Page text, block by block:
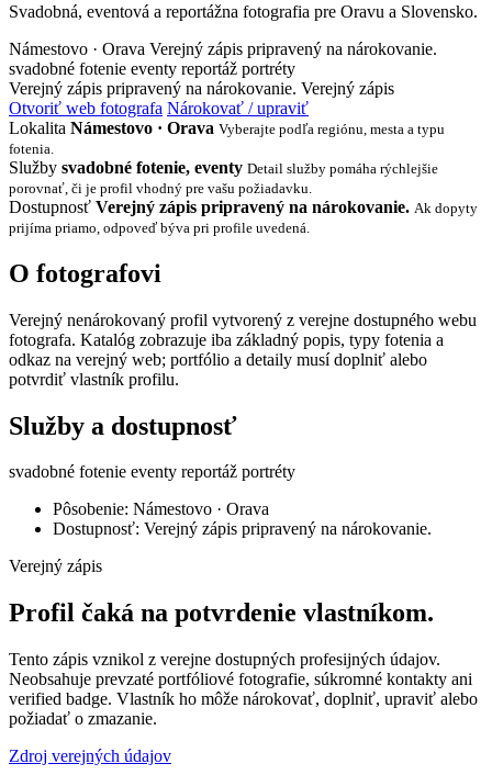
Svadobná, eventová a reportážna fotografia pre Oravu a Slovensko.
Námestovo · Orava Verejný zápis pripravený na nárokovanie.
svadobné fotenie eventy reportáž portréty
Verejný zápis pripravený na nárokovanie. Verejný zápis
Otvoriť web fotografa Nárokovať / upraviť
Lokalita Námestovo · Orava Vyberajte podľa regiónu, mesta a typu
fotenia.
Služby svadobné fotenie, eventy Detail služby pomáha rýchlejšie
porovnať, či je profil vhodný pre vašu požiadavku.
Dostupnosť Verejný zápis pripravený na nárokovanie. Ak dopyty
prijíma priamo, odpoveď býva pri profile uvedená.
O fotografovi
Verejný nenárokovaný profil vytvorený z verejne dostupného webu
fotografa. Katalóg zobrazuje iba základný popis, typy fotenia a
odkaz na verejný web; portfólio a detaily musí doplniť alebo
potvrdiť vlastník profilu.
Služby a dostupnosť
svadobné fotenie eventy reportáž portréty
Pôsobenie: Námestovo · Orava
Dostupnosť: Verejný zápis pripravený na nárokovanie.
Verejný zápis
Profil čaká na potvrdenie vlastníkom.
Tento zápis vznikol z verejne dostupných profesijných údajov.
Neobsahuje prevzaté portfóliové fotografie, súkromné kontakty ani
verified badge. Vlastník ho môže nárokovať, doplniť, upraviť alebo
požiadať o zmazanie.
Zdroj verejných údajov